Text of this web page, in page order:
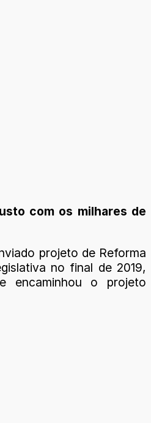
com os milhares de
projeto de Reforma
no final de 2019,
encaminhou o projeto